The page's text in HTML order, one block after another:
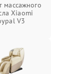
массажного
Xiaomi
V3